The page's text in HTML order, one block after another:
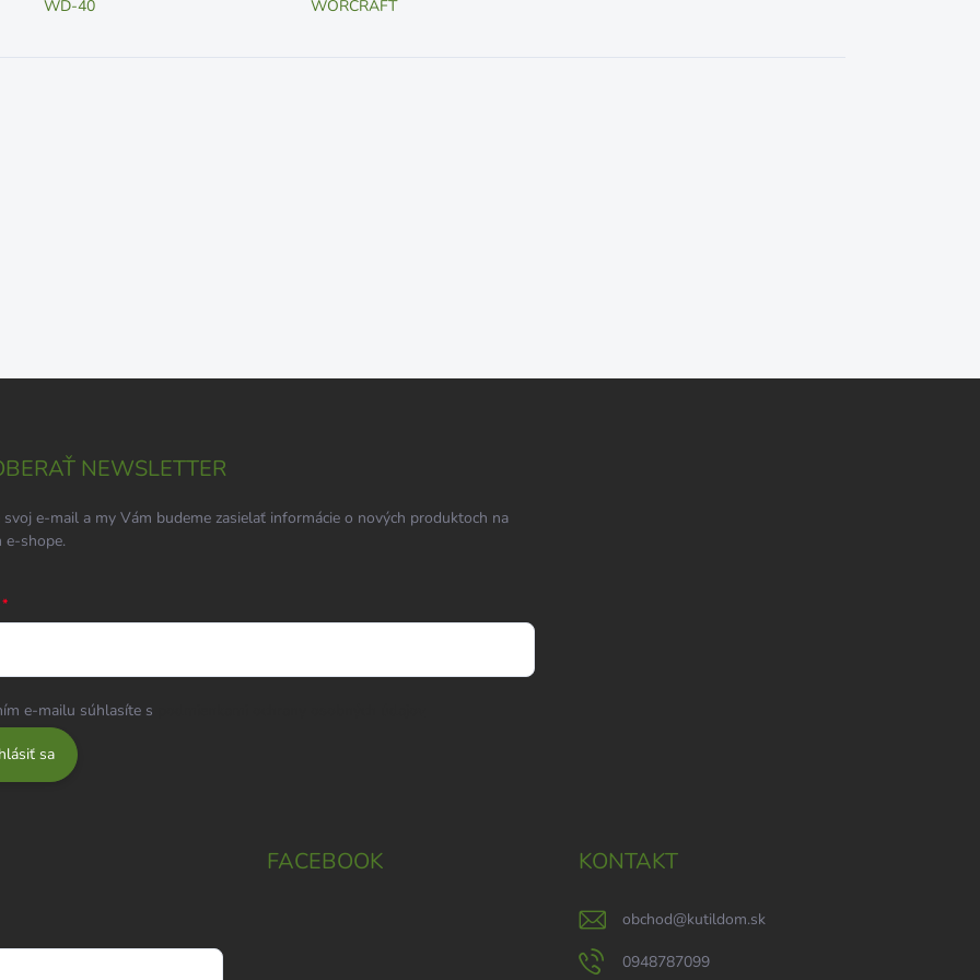
WD-40 WORCRAFT
NEWSLETTER
e-mail a my Vám budeme zasielať informácie o nových produktoch na
e-shope.
e-mailu súhlasíte s
sa
FACEBOOK KONTAKT
obchod@kutildom.sk
0948787099